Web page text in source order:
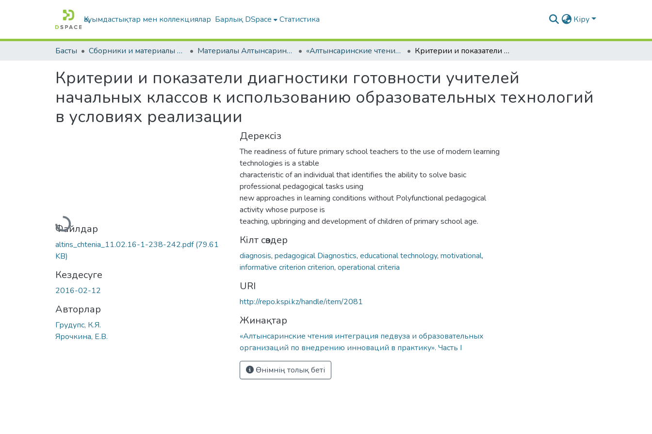
Қауымдастықтар мен коллекциялар Барлық DSpace Статистика Кіру
Басты Сборники и материалы конференций Материалы Алтынсаринских педагогических чтений «Алтынсаринские чтения интеграция педвуза и образовательных организаций по внедрению инноваций в практику». Часть I Критерии и показатели диагностики готовности учителей начальных классов к использованию образовательных технологий в условиях реализации
Критерии и показатели диагностики готовности учителей
начальных классов к использованию образовательных технологий
в условиях реализации
Жүктеу...
Файлдар
altins_chtenia_11.02.16-1-238-242.pdf(79.61
KB)
Кездесуге
2016-02-12
Авторлар
Грудупс, К.Я.
Ярочкина, Е.В.
Дерексіз
The readiness of future primary school teachers to the use of modern learning
technologies is a stable
characteristic of an individual that identifies the ability to solve basic
professional pedagogical tasks using
new approaches in learning conditions without Polyfunctional pedagogical
activity whose purpose is
teaching, upbringing and development of children of primary school age.
Кілт сөздер
diagnosis, pedagogical Diagnostics, educational technology, motivational,
informative criterion criterion, operational criteria
URI
http://repo.kspi.kz/handle/item/2081
Жинақтар
«Алтынсаринские чтения интеграция педвуза и образовательных
организаций по внедрению инноваций в практику». Часть I
Өнімнің толық беті